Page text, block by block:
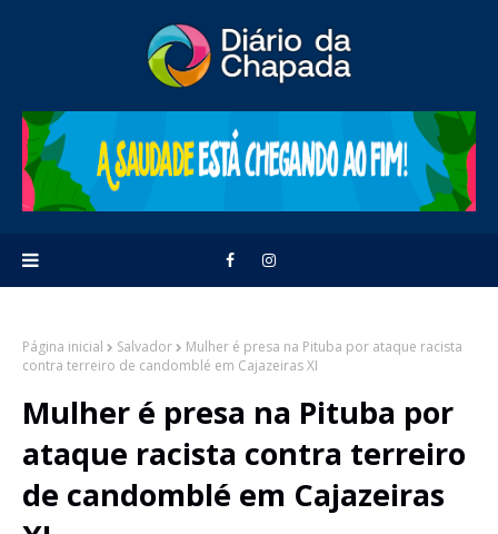
Página inicial Salvador
Mulher é presa na Pituba por ataque racista
contra terreiro de candomblé em Cajazeiras XI
Mulher é presa na Pituba por
ataque racista contra terreiro
de candomblé em Cajazeiras